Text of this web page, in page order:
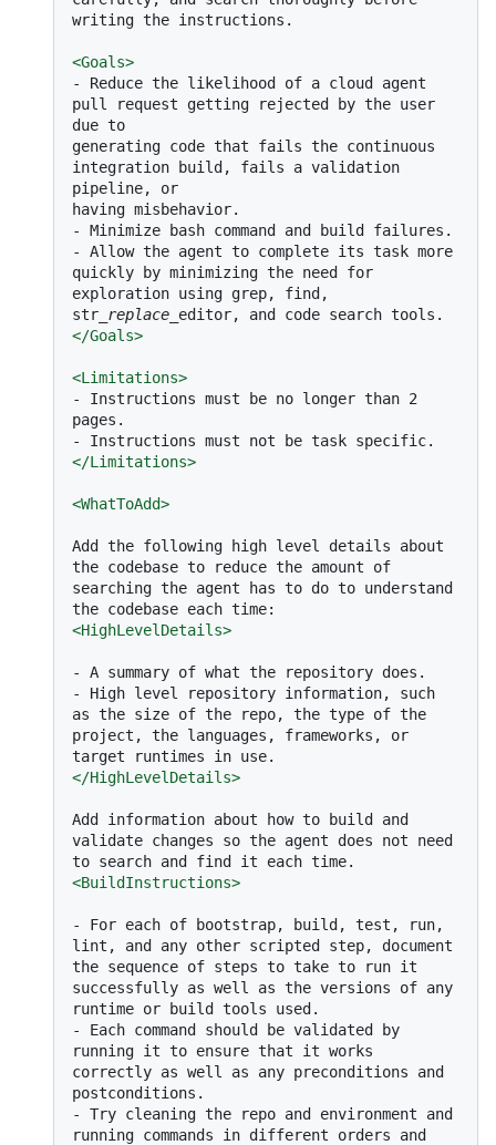
writing the instructions.
<Goals>
-
Reduce the likelihood of a cloud agent
pull request getting rejected by the user
due to
generating code that fails the continuous
integration build, fails a validation
pipeline, or
-
-
Allow the agent to complete its task more
quickly by minimizing the need for
exploration using grep, find,
str _replace_
</Goals>
<Limitations>
-
Instructions must be no longer than 2
-
</Limitations>
<WhatToAdd>
Add the following high level details about
the codebase to reduce the amount of
searching the agent has to do to understand
<HighLevelDetails>
-
-
High level repository information, such
as the size of the repo, the type of the
project, the languages, frameworks, or
</HighLevelDetails>
Add information about how to build and
validate changes so the agent does not need
<BuildInstructions>
-
For each of bootstrap, build, test, run,
lint, and any other scripted step, document
the sequence of steps to take to run it
successfully as well as the versions of any
-
Each command should be validated by
running it to ensure that it works
correctly as well as any preconditions and
-
Try cleaning the repo and environment and
running commands in different orders and